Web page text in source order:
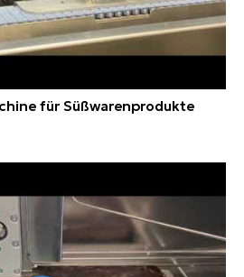
für Süßwarenprodukte